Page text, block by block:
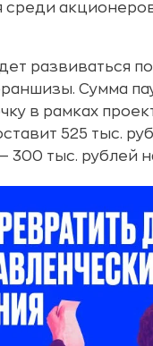
среди
развиваться
Сумма
в рамках
525 тыс.
300 тыс. рублей